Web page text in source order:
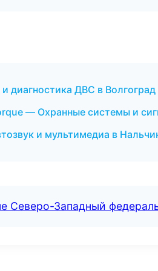
диагностика ДВС в Волгоград
— Охранные системы и
и мультимедиа в
Северо-Западный